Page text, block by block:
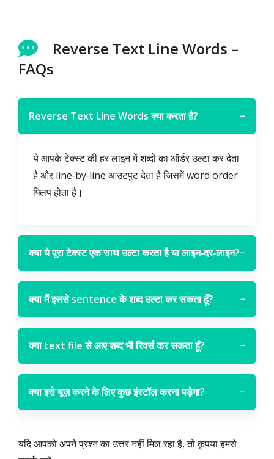
Reverse Text Line Words –
FAQs
Reverse Text Line Words क्या करता है? −
ये आपके टेक्स्ट की हर लाइन में शब्दों का ऑर्डर उल्टा कर देता
है और line‑by‑line आउटपुट देता है जिसमें word order
फ्लिप होता है।
क्या ये पूरा टेक्स्ट एक साथ उल्टा करता है या लाइन‑दर‑लाइन?−
क्या मैं इससे sentence के शब्द उल्टा कर सकता हूँ? −
क्या text file से आए शब्द भी रिवर्स कर सकता हूँ? −
क्या इसे यूज़ करने के लिए कुछ इंस्टॉल करना पड़ेगा? −
यदि आपको अपने प्रश्न का उत्तर नहीं मिल रहा है, तो कृपया हमसे